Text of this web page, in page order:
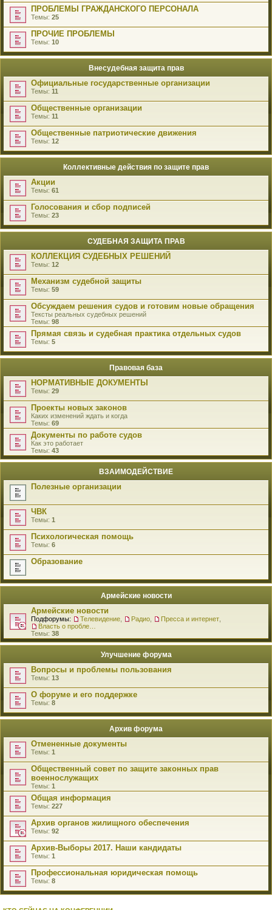
ПРОБЛЕМЫ ГРАЖДАНСКОГО ПЕРСОНАЛА
Темы: 25
ПРОЧИЕ ПРОБЛЕМЫ
Темы: 10
Внесудебная защита прав
Официальные государственные организации
Темы: 11
Общественные организации
Темы: 11
Общественные патриотические движения
Темы: 12
Коллективные действия по защите прав
Акции
Темы: 61
Голосования и сбор подписей
Темы: 23
СУДЕБНАЯ ЗАЩИТА ПРАВ
КОЛЛЕКЦИЯ СУДЕБНЫХ РЕШЕНИЙ
Темы: 12
Механизм судебной защиты
Темы: 59
Обсуждаем решения судов и готовим новые обращения
Тексты реальных судебных решений
Темы: 98
Прямая связь и судебная практика отдельных судов
Темы: 5
Правовая база
НОРМАТИВНЫЕ ДОКУМЕНТЫ
Темы: 29
Проекты новых законов
Каких изменений ждать и когда
Темы: 69
Документы по работе судов
Как это работает
Темы: 43
ВЗАИМОДЕЙСТВИЕ
Полезные организации
ЧВК
Темы: 1
Психологическая помощь
Темы: 6
Образование
Армейские новости
Армейские новости
Подфорумы: Телевидение Радио Пресса и интернет
Темы: 38
Улучшение форума
Вопросы и проблемы пользования
Темы: 13
О форуме и его поддержке
Темы: 8
Архив форума
Отмененные документы
Темы: 1
Общественный совет по защите законных прав
военнослужащих
Темы: 1
Общая информация
Темы: 227
Архив органов жилищного обеспечения
Темы: 92
Архив-Выборы 2017. Наши кандидаты
Темы: 1
Профессиональная юридическая помощь
Темы: 8